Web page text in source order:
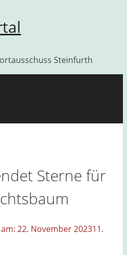
Steinfurth
Sterne für
22. November 202311.